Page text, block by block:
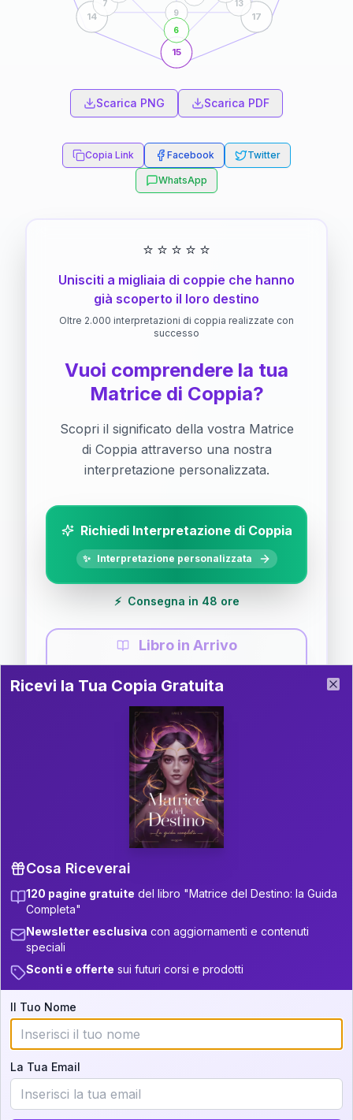
15
14 17
9
6
7 13
Scarica PNG Scarica PDF
Copia Link Facebook Twitter
WhatsApp
⭐ ⭐ ⭐ ⭐ ⭐
Unisciti a migliaia di coppie che hanno
già scoperto il loro destino
Oltre 2.000 interpretazioni di coppia realizzate con
successo
Vuoi comprendere la tua
Matrice di Coppia?
Scopri il significato della vostra Matrice
di Coppia attraverso una nostra
interpretazione personalizzata.
Richiedi Interpretazione di Coppia
✨ Interpretazione personalizzata
⚡ Consegna in 48 ore
Libro in Arrivo
Guida completa di Coppia
Il libro è in fase di scrittura. Iscriviti alla newsletter
per ricevere aggiornamenti!
P.S. Interpretazione parziale
gratuita
Scorri più in basso per vedere
un'interpretazione parziale gratuita della tua
Iscriviti alla newsletter per ricevere
aggiornamenti quando sarà disponibile.
Cosa scoprirete nella vostra
interpretazione:
💕 Come rafforzare la vostra unione
Ricevi la Tua Copia Gratuita del Libro
Ricevi la Tua Copia Gratuita
Cosa Riceverai
120 pagine gratuite del libro "Matrice del Destino: la Guida
Completa"
Newsletter esclusiva con aggiornamenti e contenuti
speciali
Sconti e offerte sui futuri corsi e prodotti
Il Tuo Nome
La Tua Email